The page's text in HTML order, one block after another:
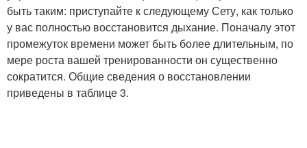
быть таким: приступайте к следующему Сету, как только
у вас полностью восстановится дыхание. Поначалу этот
промежуток времени может быть более длительным, по
мере роста вашей тренированности он существенно
сократится. Общие сведения о восстановлении
приведены в таблице 3.